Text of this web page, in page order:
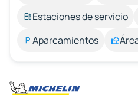
Estaciones de servicio
Aparcamientos